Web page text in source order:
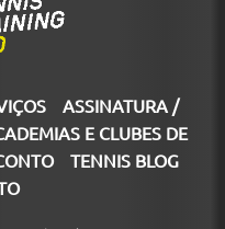
ASSINATURA /
E CLUBES DE
TENNIS BLOG